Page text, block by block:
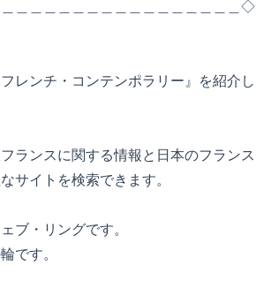
＿＿＿＿＿＿＿＿＿＿＿＿＿＿＿＿◇
ンチ・コンテンポラリー』を紹介し
ンスに関する情報と日本のフランス
イトを検索できます。
・リングです。
す。